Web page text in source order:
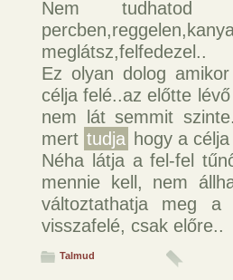
Nem
meglátsz,felfedezel..
Ez olyan dolog
célja felé..az előtte
nem lát semmit
mert tudja hogy a
Néha látja a fel-fel
mennie kell, nem
változtathatja meg
visszafelé, csak előre..
Talmud